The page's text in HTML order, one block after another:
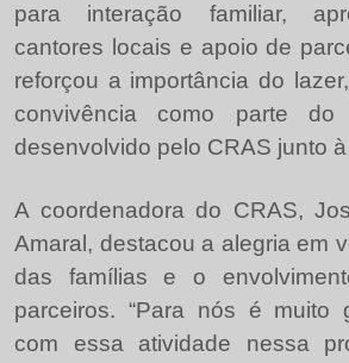
para interação familiar,
cantores locais e apoio de
reforçou a importância do
convivência como parte do
desenvolvido pelo CRAS junto
A coordenadora do CRAS,
Amaral, destacou a alegria em
das famílias e o
parceiros. “Para nós é muito
com essa atividade nessa